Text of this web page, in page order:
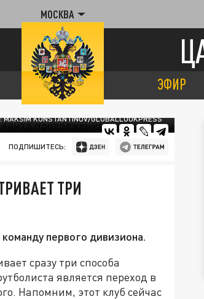
МОСКВА
ЭФИР
KONSTANTINOV/GLOBALLOOKPRESS
ПОДПИШИТЕСЬ:
ТРИ
первого дивизиона.
сразу три способа
является переход в
Напомним, этот клуб сейчас